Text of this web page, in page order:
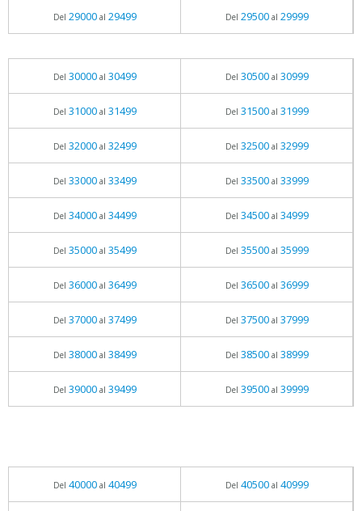
Del 29000al 29499 Del 29500al 29999
Del 30000al 30499 Del 30500al 30999
Del 31000al 31499 Del 31500al 31999
Del 32000al 32499 Del 32500al 32999
Del 33000al 33499 Del 33500al 33999
Del 34000al 34499 Del 34500al 34999
Del 35000al 35499 Del 35500al 35999
Del 36000al 36499 Del 36500al 36999
Del 37000al 37499 Del 37500al 37999
Del 38000al 38499 Del 38500al 38999
Del 39000al 39499 Del 39500al 39999
Del 40000al 40499 Del 40500al 40999